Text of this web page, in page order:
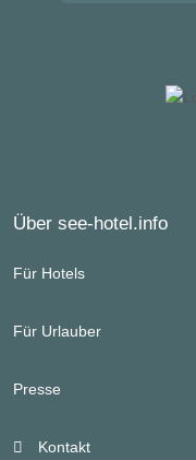
Über see-hotel.info
Für Hotels
Für Urlauber
Presse
Kontakt